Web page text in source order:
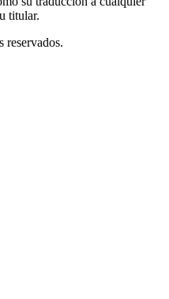
titular.
reservados.